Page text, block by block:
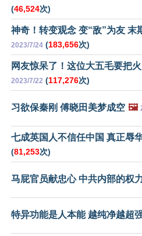
(46,524次)
神奇！转变观念 变“敌”为友 末
2023/7/24 (183,656次)
网友惊呆了！这位大五毛要把
2023/7/22 (117,276次)
习欲保秦刚 傅晓田美梦成空 🖼️
七成英国人不信任中国 真正辱
(81,253次)
马屁官员献忠心 中共内部的权
特异功能是人本能 越纯净越超